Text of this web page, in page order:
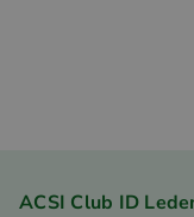
ACSI Club ID